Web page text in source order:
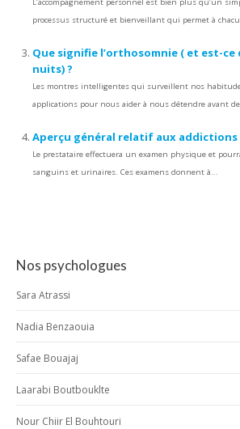
processus structuré et bienveillant qui permet à
Que signifie l’orthosomnie ( et est-ce
nuits) ?
Les montres intelligentes qui surveillent nos
applications pour nous aider à nous détendre avant
Aperçu général relatif aux addictions
Le prestataire effectuera un examen physique et
sanguins et urinaires. Ces examens donnent à...
Nos psychologues
Sara Atrassi
Nadia Benzaouia
Safae Bouajaj
Laarabi Boutbouklte
Nour Chiir El Bouhtouri